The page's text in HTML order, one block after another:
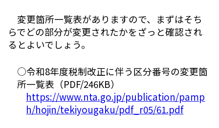
変更箇所一覧表がありますので、まずはそち
らでどの部分が変更されたかをざっと確認され
るとよいでしょう。
○令和8年度税制改正に伴う区分番号の変更箇
所一覧表（PDF/246KB）
https://www.nta.go.jp/publication/pamp
h/hojin/tekiyougaku/pdf_r05/61.pdf